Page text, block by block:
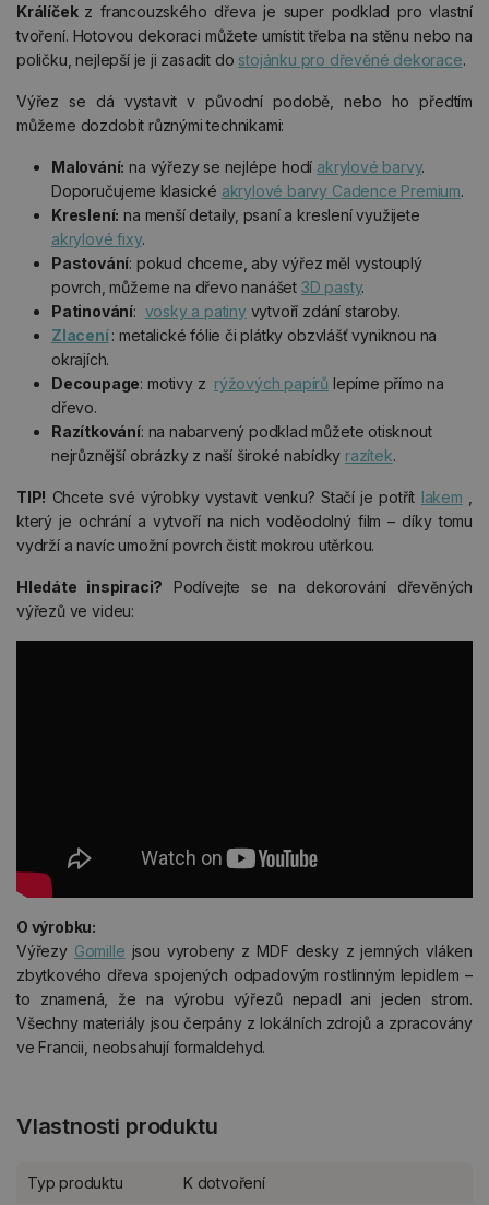
Králíček z francouzského dřeva je super podklad pro vlastní
tvoření. Hotovou dekoraci můžete umístit třeba na stěnu nebo na
poličku, nejlepší je ji zasadit do stojánku pro dřevěné dekorace.
Výřez se dá vystavit v původní podobě, nebo ho předtím
můžeme dozdobit různými technikami:
Malování: na výřezy se nejlépe hodí akrylové barvy.
Doporučujeme klasické akrylové barvy Cadence Premium.
Kreslení: na menší detaily, psaní a kreslení využijete
akrylové fixy.
Pastování: pokud chceme, aby výřez měl vystouplý
povrch, můžeme na dřevo nanášet 3D pasty.
Patinování: vosky a patinyvytvoří zdání staroby.
Zlacení: metalické fólie či plátky obzvlášť vyniknou na
okrajích.
Decoupage: motivy z rýžových papírů lepíme přímo na
dřevo.
Razítkování: na nabarvený podklad můžete otisknout
nejrůznější obrázky z naší široké nabídky razítek.
TIP! Chcete své výrobky vystavit venku? Stačí je potřít lakem
který je ochrání a vytvoří na nich voděodolný film – díky tomu
vydrží a navíc umožní povrch čistit mokrou utěrkou.
Hledáte inspiraci? Podívejte se na dekorování dřevěných
výřezů ve videu:
O výrobku:
Výřezy Gomille jsou vyrobeny z MDF desky z jemných vláken
zbytkového dřeva spojených odpadovým rostlinným lepidlem –
to znamená, že na výrobu výřezů nepadl ani jeden strom.
Všechny materiály jsou čerpány z lokálních zdrojů a zpracovány
ve Francii, neobsahují formaldehyd.
Vlastnosti produktu
Typ produktu K dotvoření